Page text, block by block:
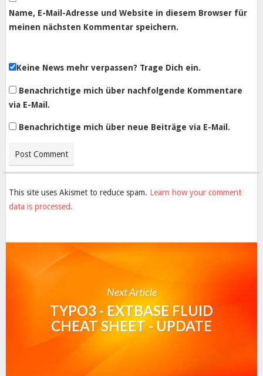
Name, E-Mail-Adresse und Website in diesem Browser für
meinen nächsten Kommentar speichern.
Keine News mehr verpassen? Trage Dich ein.
Benachrichtige mich über nachfolgende Kommentare
via E-Mail.
Benachrichtige mich über neue Beiträge via E-Mail.
This site uses Akismet to reduce spam. Learn how your comment
data is processed.
Next Article
TYPO3 - EXTBASE FLUID
CHEAT SHEET - UPDATE